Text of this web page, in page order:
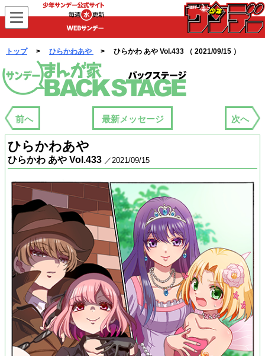
WEBサンデー
トップ> ひらかわあや > ひらかわ あや Vol.433 （ 2021/09/15 ）
まんが家バックステージ
前へ 最新メッセージ 次へ
ひらかわあや
ひらかわ あや Vol.433 ／2021/09/15